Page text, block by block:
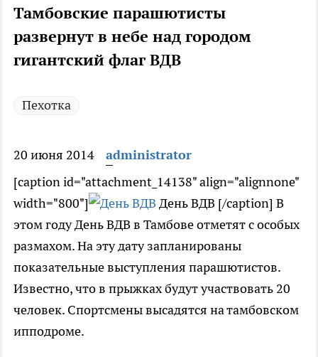
Тамбовские парашютисты
развернут в небе над городом
гигантский флаг ВДВ
Пехотка
20 июня 2014
administrator
[caption id="attachment_14138" align="alignnone"
width="800"]
День ВДВ [/caption] В
этом году День ВДВ в Тамбове отметят с особых
размахом. На эту дату запланированы
показательные выступления парашютистов.
Известно, что в прыжках будут участвовать 20
человек. Спортсмены высадятся на тамбовском
ипподроме.